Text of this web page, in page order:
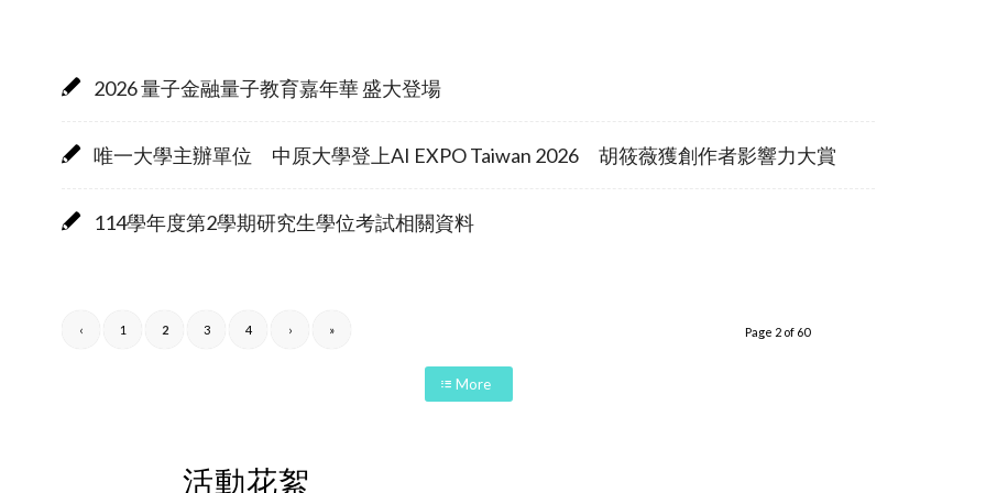
2026 量子金融量子教育嘉年華 盛大登場
唯一大學主辦單位 中原大學登上AI EXPO Taiwan 2026 胡筱薇獲創作者影響力大賞
114學年度第2學期研究生學位考試相關資料
Page 2 of 60
‹ 1 2 3 4 › »
More
活動花絮